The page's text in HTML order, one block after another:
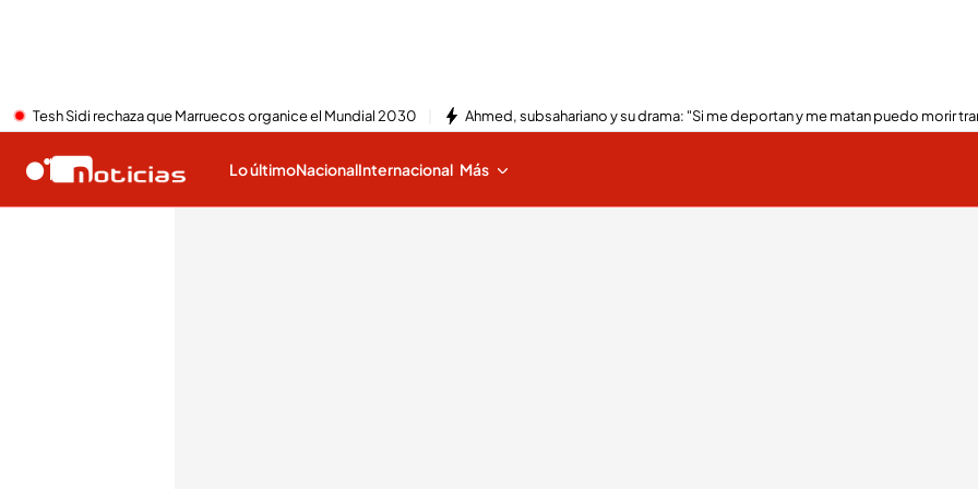
Tesh Sidi rechaza que Marruecos organice el Mundial 2030 Ahmed, subsahariano y su drama: "Si me deportan y me matan puedo morir
Lo últimoNacionalInternacional Más